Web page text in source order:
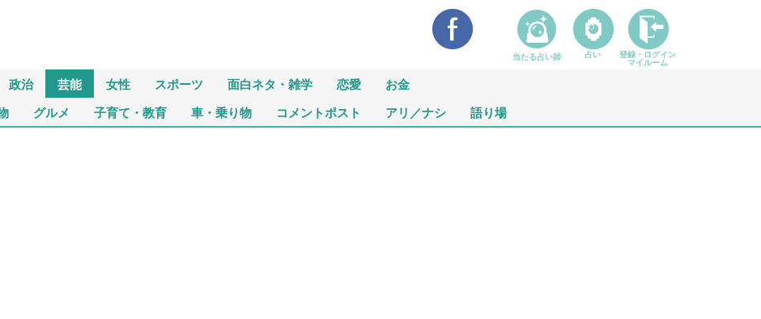
政治 芸能 女性 スポーツ 面白ネタ・雑学 恋愛 お金
グルメ 子育て・教育 車・乗り物 コメントポスト アリ／ナシ 語り場
当たる占い師 占い
登録・ログイン
マイルーム